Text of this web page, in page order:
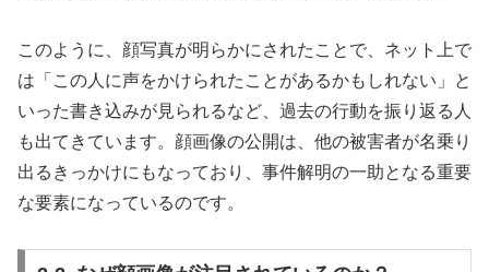
このように、顔写真が明らかにされたことで、ネット上で
は「この人に声をかけられたことがあるかもしれない」と
いった書き込みが見られるなど、過去の行動を振り返る人
も出てきています。顔画像の公開は、他の被害者が名乗り
出るきっかけにもなっており、事件解明の一助となる重要
な要素になっているのです。